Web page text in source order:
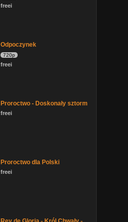
freei
Odpoczynek
720p
freei
Proroctwo - Doskonały sztorm
freei
Proroctwo dla Polski
freei